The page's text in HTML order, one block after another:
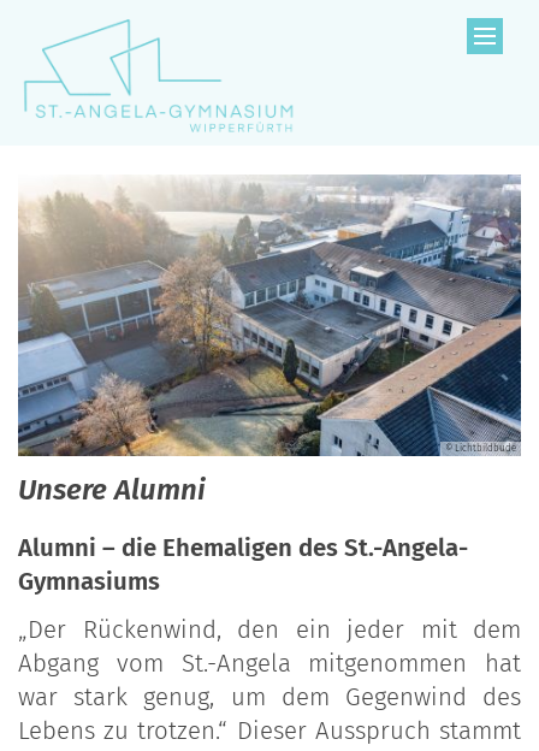
Zum Inhalt springen
© Lichtbildbude
Unsere Alumni
Alumni – die Ehemaligen des St.-Angela-
Gymnasiums
„Der Rückenwind, den ein jeder mit dem
Abgang vom St.-Angela mitgenommen hat
war stark genug, um dem Gegenwind des
Lebens zu trotzen.“ Dieser Ausspruch stammt